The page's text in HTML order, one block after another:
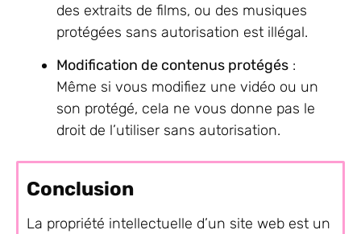
des extraits de films, ou des musiques
protégées sans autorisation est illégal.
Modification de contenus protégés :
Même si vous modifiez une vidéo ou un
son protégé, cela ne vous donne pas le
droit de l’utiliser sans autorisation.
Conclusion
La propriété intellectuelle d’un site web est un